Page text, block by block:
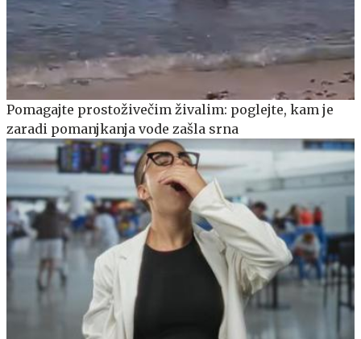
Pomagajte prostoživečim živalim: poglejte, kam je
zaradi pomanjkanja vode zašla srna